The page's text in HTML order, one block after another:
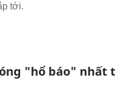
tới.
"hổ báo" nhất